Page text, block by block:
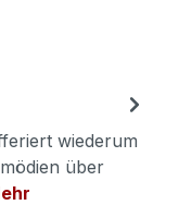
wiederum
über